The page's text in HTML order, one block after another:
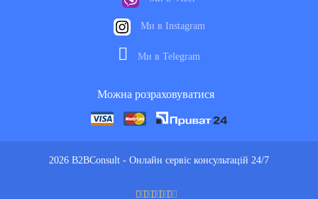
2026 B2BConsult - Онлайн сервіс консультацій 24/7
Ми в Instagram
Ми в Telegram
Можна розраховуватися